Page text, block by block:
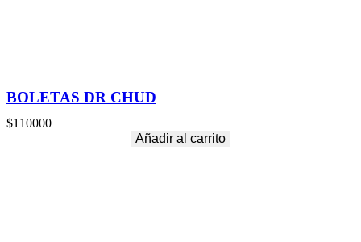
BOLETAS DR CHUD
$110000
Añadir al carrito